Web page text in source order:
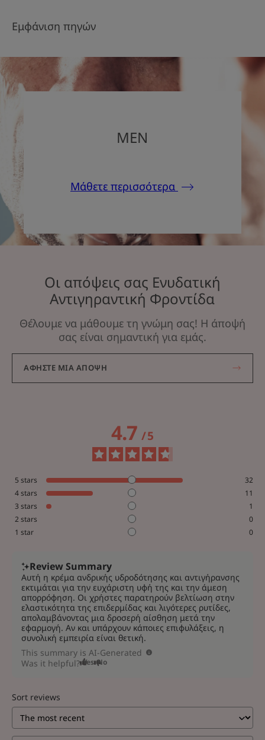
Εμφάνιση πηγών
MEN
Μάθετε περισσότερα
Οι απόψεις σας Ενυδατική
Αντιγηραντική Φροντίδα
Θέλουμε να μάθουμε τη γνώμη σας! Η άποψή
σας είναι σημαντική για εμάς.
ΑΦΉΣΤΕ ΜΙΑ ΆΠΟΨΗ
4.7/5
5 stars
32
4stars
11
3 stars
1
2stars
0
1 star 0
Review Summary
Αυτή η κρέμα ανδρικής υδροδότησης και αντιγήρανσης
εκτιμάται για την ευχάριστη υφή της και την άμεση
απορρόφηση. Οι χρήστες παρατηρούν βελτίωση στην
ελαστικότητα της επιδερμίδας και λιγότερες ρυτίδες,
απολαμβάνοντας μια δροσερή αίσθηση μετά την
εφαρμογή. Αν και υπάρχουν κάποιες επιφυλάξεις, η
συνολική εμπειρία είναι θετική.
This summary is AI-Generated
Was it helpful? Yes No
Sort reviews